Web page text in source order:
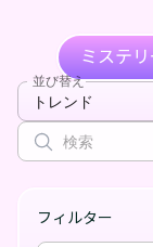
ミステ
並び替え
トレンド
フィルター